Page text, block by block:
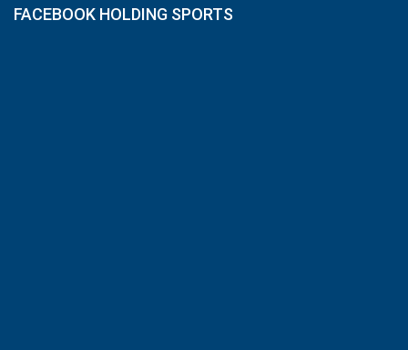
FACEBOOK HOLDING SPORTS